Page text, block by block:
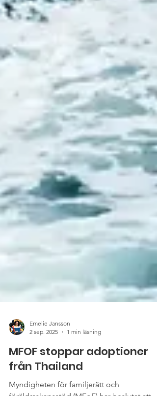
2 sep. 2025
1 min läsning
MFOF stoppar adoptioner
från Thailand